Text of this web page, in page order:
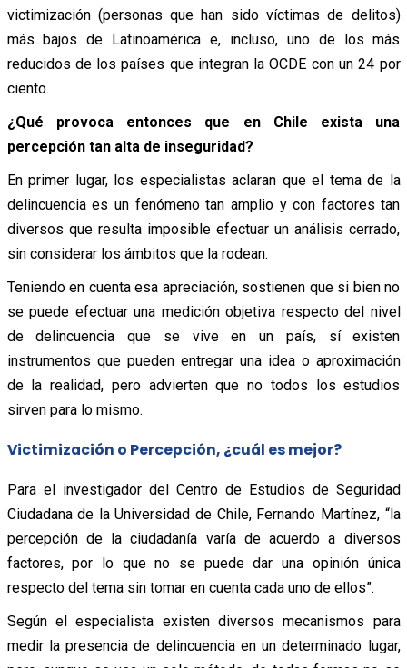
victimización (personas que han sido víctimas de delitos)
más bajos de Latinoamérica e, incluso, uno de los más
reducidos de los países que integran la OCDE con un 24 por
ciento.
¿Qué provoca entonces que en Chile exista una
percepción tan alta de inseguridad?
En primer lugar, los especialistas aclaran que el tema de la
delincuencia es un fenómeno tan amplio y con factores tan
diversos que resulta imposible efectuar un análisis cerrado,
sin considerar los ámbitos que la rodean.
Teniendo en cuenta esa apreciación, sostienen que si bien no
se puede efectuar una medición objetiva respecto del nivel
de delincuencia que se vive en un país, sí existen
instrumentos que pueden entregar una idea o aproximación
de la realidad, pero advierten que no todos los estudios
sirven para lo mismo.
Victimización o Percepción, ¿cuál es mejor?
Para el investigador del Centro de Estudios de Seguridad
Ciudadana de la Universidad de Chile, Fernando Martínez, “la
percepción de la ciudadanía varía de acuerdo a diversos
factores, por lo que no se puede dar una opinión única
respecto del tema sin tomar en cuenta cada uno de ellos”.
Según el especialista existen diversos mecanismos para
medir la presencia de delincuencia en un determinado lugar,